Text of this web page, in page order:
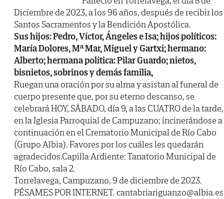
Diciembre de 2023, a los 96 años, después de recibir los
Santos Sacramentos y la Bendición Apostólica.
Sus hijos: Pedro, Víctor, Ángeles e Isa; hijos políticos:
María Dolores, Mª Mar, Miguel y Gartxi; hermano:
Alberto; hermana política: Pilar Guardo; nietos,
bisnietos, sobrinos y demás familia,
Ruegan una oración por su alma y asistan al funeral de
cuerpo presente que, por su eterno descanso, se
celebrará HOY, SÁBADO, día 9, a las CUATRO de la tarde,
en la Iglesia Parroquial de Campuzano; incinerándose a
continuación en el Crematorio Municipal de Río Cabo
(Grupo Albia). Favores por los cuáles les quedarán
agradecidos.Capilla Ardiente: Tanatorio Municipal de
Río Cabo, sala 2.
Torrelavega, Campuzano, 9 de diciembre de 2023.
PÉSAMES POR INTERNET. cantabriariguanzo@albia.es